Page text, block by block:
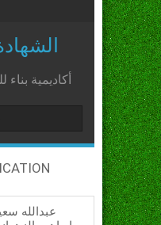
أكاديمية
عبدالله